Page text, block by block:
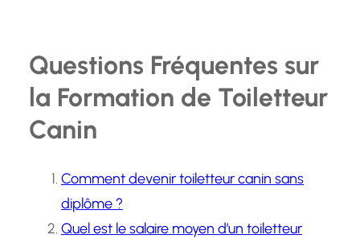
Questions Fréquentes sur
la Formation de Toiletteur
Canin
Comment devenir toiletteur canin sans
diplôme ?
Quel est le salaire moyen d’un toiletteur